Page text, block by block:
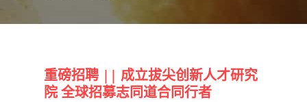
重磅招聘 || 成立拔尖创新人才研究
院 全球招募志同道合同行者